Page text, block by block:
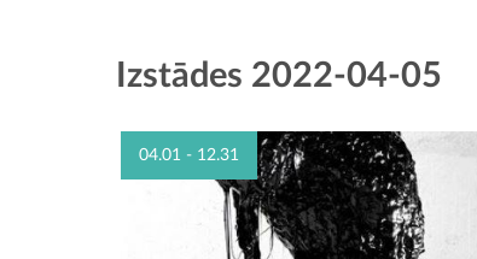
Izstādes 2022-04-05
04.01 - 12.31